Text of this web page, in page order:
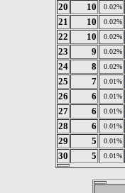
20
10 0.02%
21
10 0.02%
22
10 0.02%
23
9 0.02%
24
8 0.02%
25
7 0.01%
26
6 0.01%
27
6 0.01%
28
6 0.01%
29
5 0.01%
30
5 0.01%